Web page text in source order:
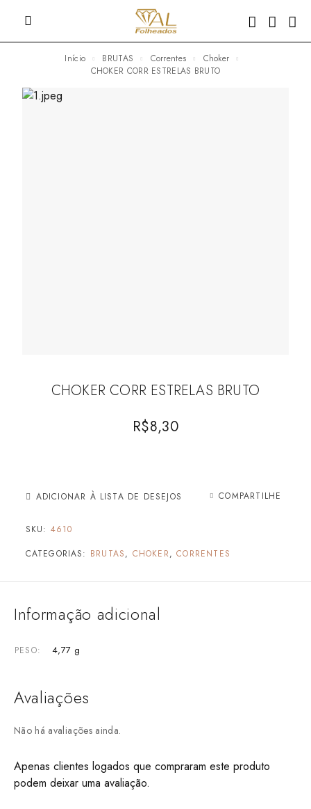
Início BRUTAS Correntes
Choker
CHOKER CORR ESTRELAS BRUTO
CHOKER CORR ESTRELAS BRUTO
R$8,30
ADICIONAR À LISTA DE DESEJOS COMPARTILHE
SKU: 4610
CATEGORIAS: BRUTAS, CHOKER,CORRENTES
Informação adicional
PESO 4,77 g
Avaliações
Não há avaliações ainda.
Apenas clientes logados que compraram este produto
podem deixar uma avaliação.